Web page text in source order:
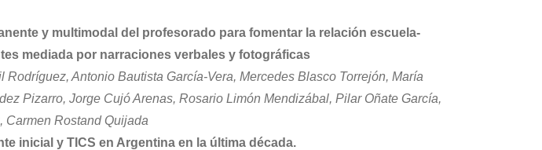
y multimodal del profesorado para fomentar la relación escuela-
mediada por narraciones verbales y fotográficas
Rodríguez, Antonio Bautista García-Vera, Mercedes Blasco Torrejón, María
Pizarro, Jorge Cujó Arenas, Rosario Limón Mendizábal, Pilar Oñate García,
Carmen Rostand Quijada
inicial y TICS en Argentina en la última década.